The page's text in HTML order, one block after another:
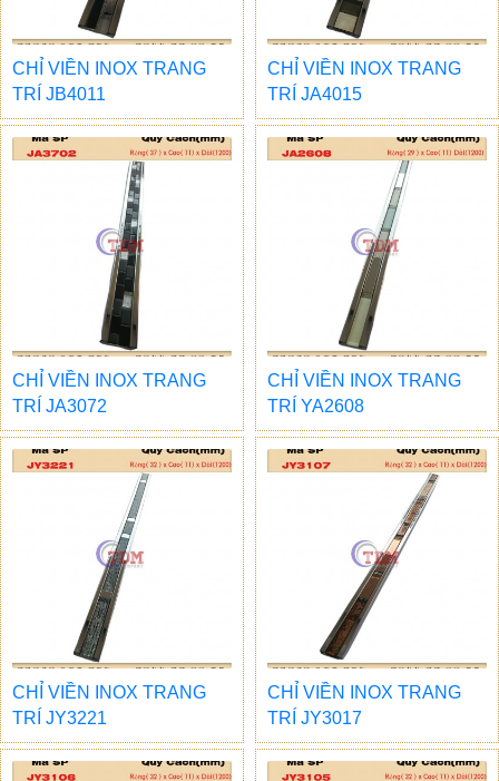
CHỈ VIỀN INOX TRANG
TRÍ JB4011
CHỈ VIỀN INOX TRANG
TRÍ JA4015
CHỈ VIỀN INOX TRANG
TRÍ JA3072
CHỈ VIỀN INOX TRANG
TRÍ YA2608
CHỈ VIỀN INOX TRANG
TRÍ JY3221
CHỈ VIỀN INOX TRANG
TRÍ JY3017